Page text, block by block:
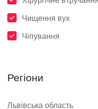
Чищення вух
Чіпування
Регіони
Львівська область